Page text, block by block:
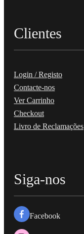
Clientes
Login / Registo
Contacte-nos
Ver Carrinho
Checkout
Livro de Reclamações
Siga-nos
Facebook